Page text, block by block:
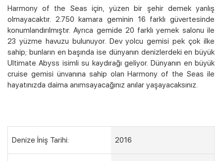
Harmony of the Seas için, yüzen bir şehir demek yanlış
olmayacaktır. 2.750 kamara geminin 16 farklı güvertesinde
konumlandırılmıştır. Ayrıca gemide 20 farklı yemek salonu ile
23 yüzme havuzu bulunuyor. Dev yolcu gemisi pek çok ilke
sahip; bunların en başında ise dünyanın denizlerdeki en büyük
Ultimate Abyss isimli su kaydırağı geliyor. Dünyanın en büyük
cruise gemisi ünvanına sahip olan Harmony of the Seas ile
hayatınızda daima anımsayacağınız anılar yaşayacaksınız.
Denize İniş Tarihi: 2016